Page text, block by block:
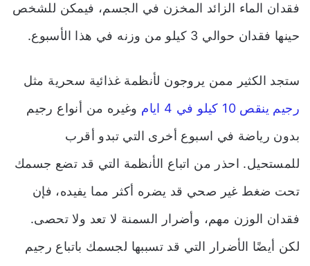
فقدان الماء الزائد المخزن في الجسم، فيمكن للشخص
حينها فقدان حوالي 3 كيلو من وزنه في هذا الأسبوع.
ستجد الكثير ممن يروجون لأنظمة غذائية سحرية مثل
رجيم ينقص 10 كيلو في 4 ايام
وغيره من أنواع رجيم
بدون رياضة في اسبوع أخرى التي تبدو أقرب
للمستحيل. احذر من اتباع الأنظمة التي قد تضع جسمك
تحت ضغط غير صحي قد يضره أكثر مما يفيده، فإن
فقدان الوزن مهم، وأضرار السمنة لا تعد ولا تحصى.
لكن أيضًا الأضرار التي قد تسببها لجسمك باتباع رجيم